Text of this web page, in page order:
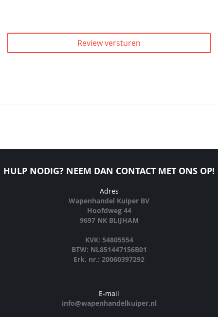
Review versturen
HULP NODIG? NEEM DAN CONTACT MET ONS OP!
Adres
Wapenhandel Kuiper BV
Hoofdweg 44
9697 NK BLIJHAM
KVK: 54805554
BTW: NL851447156B01
Erk. nr.: 20060397292
E-mail
info@wapenhandelkuiper.nl